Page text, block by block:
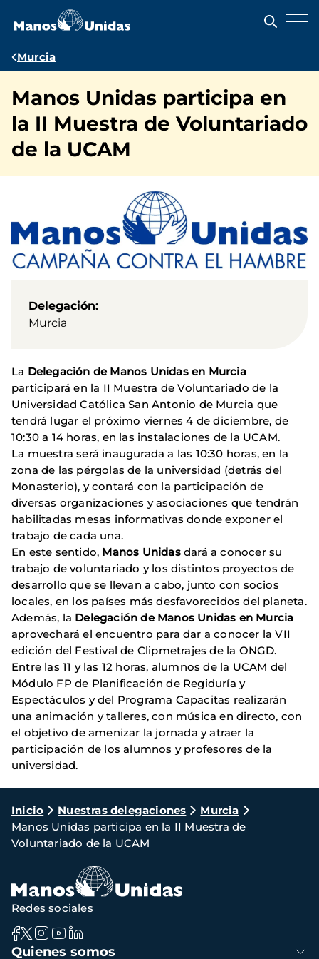
contenido
Ruta
navegación
Murcia
Manos Unidas participa en
la II Muestra de Voluntariado
de la UCAM
Delegación
Murcia
La Delegación de Manos Unidas en Murcia
participará en la II Muestra de Voluntariado de la
Universidad Católica San Antonio de Murcia que
tendrá lugar el próximo viernes 4 de diciembre, de
10:30 a 14 horas, en las instalaciones de la UCAM.
La muestra será inaugurada a las 10:30 horas, en la
zona de las pérgolas de la universidad (detrás del
Monasterio), y contará con la participación de
diversas organizaciones y asociaciones que tendrán
habilitadas mesas informativas donde exponer el
trabajo de cada una.
En este sentido, Manos Unidasdará a conocer su
trabajo de voluntariado y los distintos proyectos de
desarrollo que se llevan a cabo, junto con socios
locales, en los países más desfavorecidos del planeta.
Además, la Delegación de Manos Unidas en Murcia
aprovechará el encuentro para dar a conocer la VII
edición del Festival de Clipmetrajes de la ONGD.
Entre las 11 y las 12 horas, alumnos de la UCAM del
Módulo FP de Planificación de Regiduría y
Espectáculos y del Programa Capacitas realizarán
una animación y talleres, con música en directo, con
el objetivo de amenizar la jornada y atraer la
participación de los alumnos y profesores de la
universidad.
Ruta
de
navegación
Inicio Nuestras delegaciones
Murcia
Manos Unidas participa en la II Muestra de
Voluntariado de la UCAM
Navegación
Quienes somos
Redes sociales